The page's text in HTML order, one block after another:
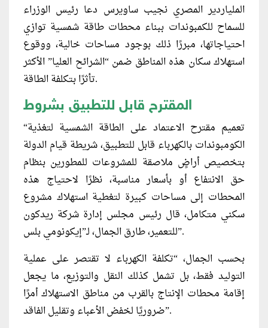
الملياردير المصري نجيب ساويرس دعا رئيس الوزراء
للسماح للكمبوندات ببناء محطات طاقة شمسية توازي
احتياجاتها، مبررًا ذلك بوجود مساحات خالية، ووقوع
استهلاك سكان هذه المناطق ضمن “الشرائح العليا” الأكثر
تأثرًا بتكلفة الطاقة.
المقترح قابل للتطبيق بشروط
“تعميم مقترح الاعتماد على الطاقة الشمسية لتغذية
الكومبوندات بالكهرباء قابل للتطبيق، شريطة قيام الدولة
بتخصيص أراضٍ ملاصقة للمشروعات للمطورين بنظام
حق الانتفاع أو بأسعار مناسبة، نظرًا لاحتياج هذه
المحطات إلى مساحات كبيرة لتغطية استهلاك مشروع
سكني متكامل، قال رئيس مجلس إدارة شركة ريدكون
للتعمير، طارق الجمال، لـ”إيكونومي بلس”.
بحسب الجمال، “تكلفة الكهرباء لا تقتصر على عملية
التوليد فقط، بل تشمل كذلك النقل والتوزيع، ما يجعل
إقامة محطات الإنتاج بالقرب من مناطق الاستهلاك أمرًا
ضروريًا لخفض الأعباء وتقليل الفاقد”.